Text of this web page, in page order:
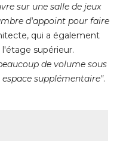
sur une salle de jeux
d'appoint pour faire
qui a également
supérieur.
de volume sous
supplémentaire".